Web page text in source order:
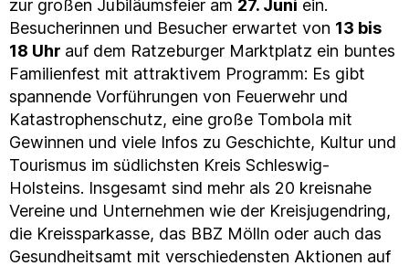
zur großen Jubiläumsfeier am 27. Juni ein.
Besucherinnen und Besucher erwartet von 13 bis
18 Uhr auf dem Ratzeburger Marktplatz ein buntes
Familienfest mit attraktivem Programm: Es gibt
spannende Vorführungen von Feuerwehr und
Katastrophenschutz, eine große Tombola mit
Gewinnen und viele Infos zu Geschichte, Kultur und
Tourismus im südlichsten Kreis Schleswig-
Holsteins. Insgesamt sind mehr als 20 kreisnahe
Vereine und Unternehmen wie der Kreisjugendring,
die Kreissparkasse, das BBZ Mölln oder auch das
Gesundheitsamt mit verschiedensten Aktionen auf